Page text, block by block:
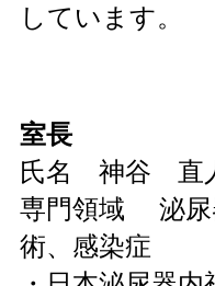
しています。
室長
氏名 神谷 直
専門領域 泌尿
術、感染症